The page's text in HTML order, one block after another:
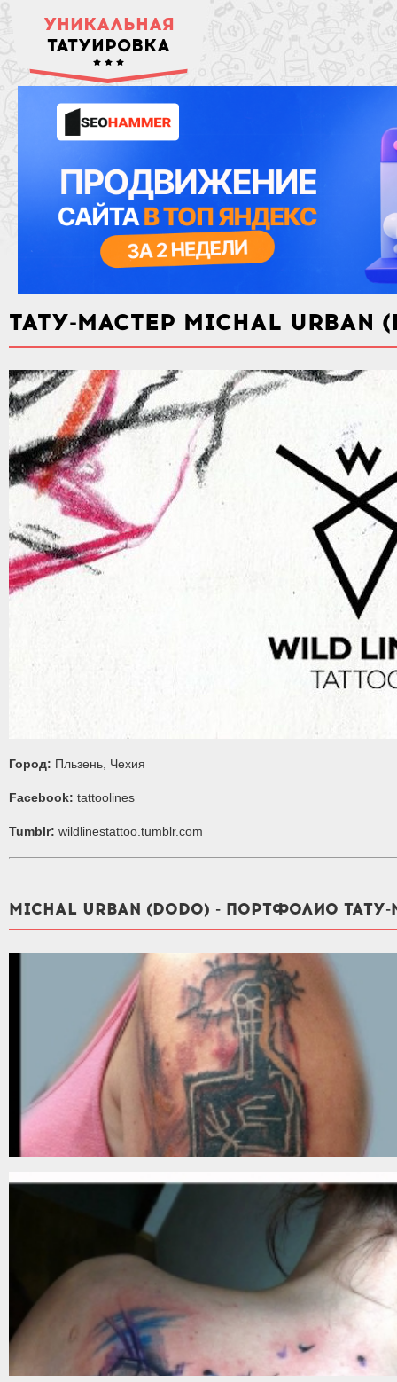
УНИКАЛЬНАЯ
ТАТУИРОВКА
ТАТУ-МАСТЕР MICHAL URBAN
Город: Пльзень, Чехия
Facebook: tattoolines
Tumblr: wildlinestattoo.tumblr.com
MICHAL URBAN (DODO) - ПОРТФОЛИО